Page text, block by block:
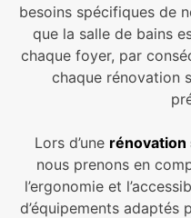
besoins spécifiques de
que la salle de bains
chaque foyer, par
chaque rénovation
Lors d’une rénovation
nous prenons en
l’ergonomie et
d’équipements adaptés